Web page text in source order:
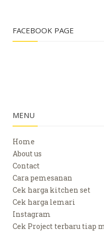
FACEBOOK PAGE
MENU
Home
About us
Contact
Cara pemesanan
Cek harga kitchen set
Cek harga lemari
Instagram
Cek Project terbaru tiap